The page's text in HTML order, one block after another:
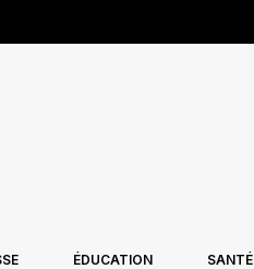
ÉDUCATION SANTÉ